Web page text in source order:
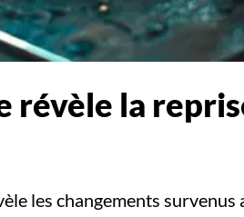
révèle la
les changements